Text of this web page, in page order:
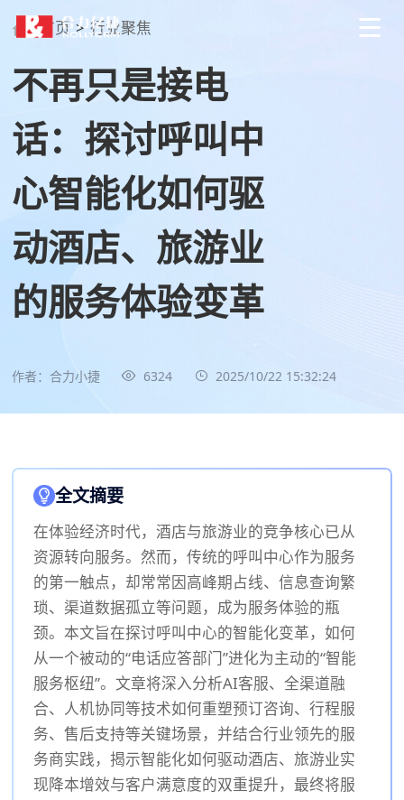
首页 > 行业聚焦
不再只是接电
话：探讨呼叫中
心智能化如何驱
动酒店、旅游业
的服务体验变革
作者：合力小捷 6324 2025/10/22 15:32:24
全文摘要
在体验经济时代，酒店与旅游业的竞争核心已从
资源转向服务。然而，传统的呼叫中心作为服务
的第一触点，却常常因高峰期占线、信息查询繁
琐、渠道数据孤立等问题，成为服务体验的瓶
颈。本文旨在探讨呼叫中心的智能化变革，如何
从一个被动的“电话应答部门”进化为主动的“智能
服务枢纽”。文章将深入分析AI客服、全渠道融
合、人机协同等技术如何重塑预订咨询、行程服
务、售后支持等关键场景，并结合行业领先的服
务商实践，揭示智能化如何驱动酒店、旅游业实
现降本增效与客户满意度的双重提升，最终将服